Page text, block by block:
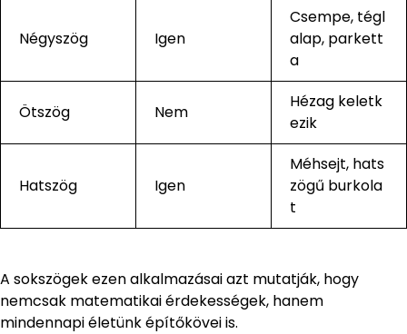
Négyszög Igen
Csempe, tégl
alap, parkett
a
Ötszög Nem
Hézag keletk
ezik
Hatszög Igen
Méhsejt, hats
zögű burkola
t
A sokszögek ezen alkalmazásai azt mutatják, hogy
nemcsak matematikai érdekességek, hanem
mindennapi életünk építőkövei is.